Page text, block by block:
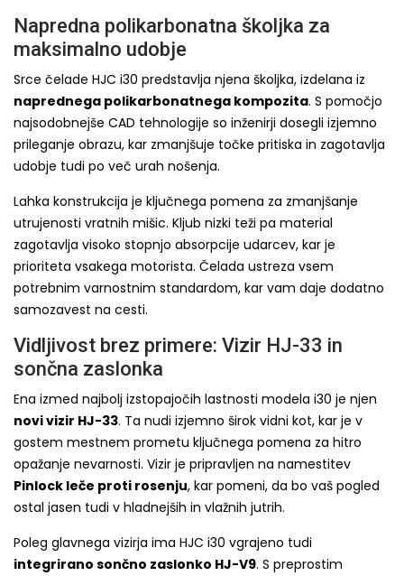
Napredna polikarbonatna školjka za
maksimalno udobje
Srce čelade HJC i30 predstavlja njena školjka, izdelana iz
naprednega polikarbonatnega kompozita. S pomočjo
najsodobnejše CAD tehnologije so inženirji dosegli izjemno
prileganje obrazu, kar zmanjšuje točke pritiska in zagotavlja
udobje tudi po več urah nošenja.
Lahka konstrukcija je ključnega pomena za zmanjšanje
utrujenosti vratnih mišic. Kljub nizki teži pa material
zagotavlja visoko stopnjo absorpcije udarcev, kar je
prioriteta vsakega motorista. Čelada ustreza vsem
potrebnim varnostnim standardom, kar vam daje dodatno
samozavest na cesti.
Vidljivost brez primere: Vizir HJ-33 in
sončna zaslonka
Ena izmed najbolj izstopajočih lastnosti modela i30 je njen
novi vizir HJ-33. Ta nudi izjemno širok vidni kot, kar je v
gostem mestnem prometu ključnega pomena za hitro
opažanje nevarnosti. Vizir je pripravljen na namestitev
Pinlock leče proti rosenju, kar pomeni, da bo vaš pogled
ostal jasen tudi v hladnejših in vlažnih jutrih.
Poleg glavnega vizirja ima HJC i30 vgrajeno tudi
integrirano sončno zaslonko HJ-V9. S preprostim